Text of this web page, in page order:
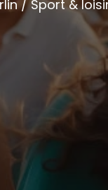
/ Sport &